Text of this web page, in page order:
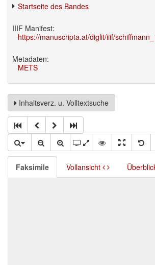
Startseite des Bandes
IIIF Manifest:
https://manuscripta.at/diglit/iiif/
Metadaten:
METS
Inhaltsverz. u. Volltextsuche
Faksimile Vollansicht